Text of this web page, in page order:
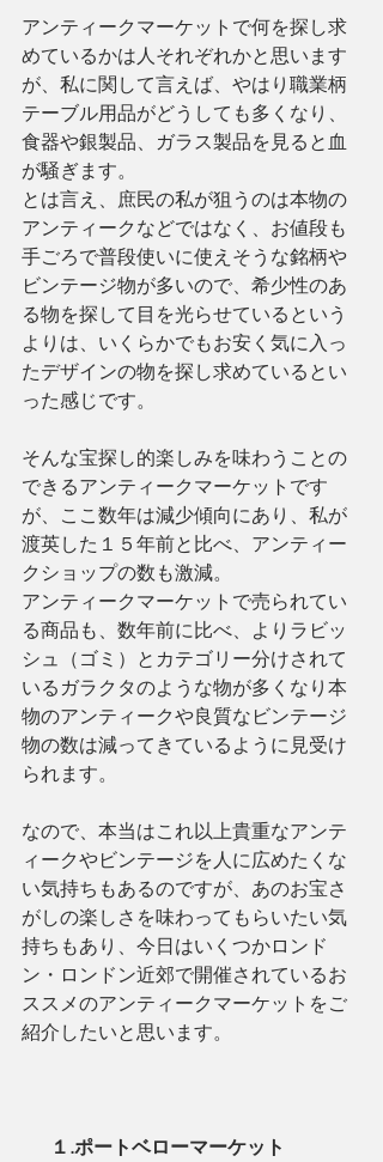
アンティークマーケットで何を探し求
めているかは人それぞれかと思います
が、私に関して言えば、やはり職業柄
テーブル用品がどうしても多くなり、
食器や銀製品、ガラス製品を見ると血
が騒ぎます。
とは言え、庶民の私が狙うのは本物の
アンティークなどではなく、お値段も
手ごろで普段使いに使えそうな銘柄や
ビンテージ物が多いので、希少性のあ
る物を探して目を光らせているという
よりは、いくらかでもお安く気に入っ
たデザインの物を探し求めているとい
った感じです。
そんな宝探し的楽しみを味わうことの
できるアンティークマーケットです
が、ここ数年は減少傾向にあり、私が
渡英した１５年前と比べ、アンティー
クショップの数も激減。
アンティークマーケットで売られてい
る商品も、数年前に比べ、よりラビッ
シュ（ゴミ）とカテゴリー分けされて
いるガラクタのような物が多くなり本
物のアンティークや良質なビンテージ
物の数は減ってきているように見受け
られます。
なので、本当はこれ以上貴重なアンテ
ィークやビンテージを人に広めたくな
い気持ちもあるのですが、あのお宝さ
がしの楽しさを味わってもらいたい気
持ちもあり、今日はいくつかロンド
ン・ロンドン近郊で開催されているお
ススメのアンティークマーケットをご
紹介したいと思います。
      １.ポートベローマーケット